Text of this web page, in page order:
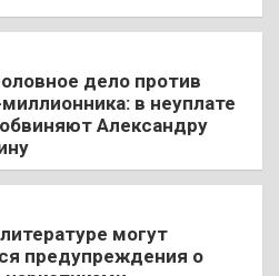
дело против
в неуплате
Александру
могут
предупреждения о